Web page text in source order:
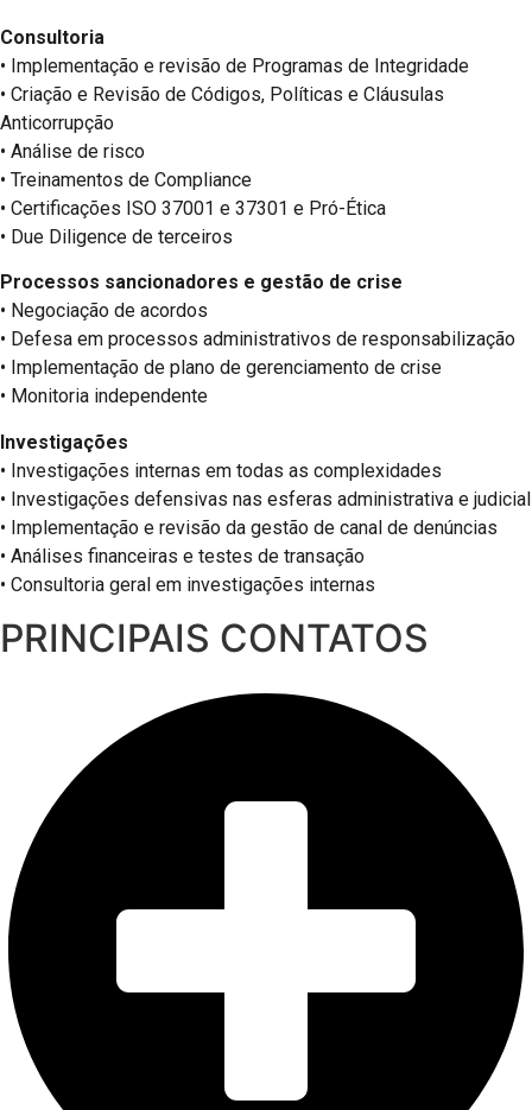
Consultoria
• Implementação e revisão de Programas de Integridade
• Criação e Revisão de Códigos, Políticas e Cláusulas
Anticorrupção
• Análise de risco
• Treinamentos de Compliance
• Certificações ISO 37001 e 37301 e Pró-Ética
• Due Diligence de terceiros
Processos sancionadores e gestão de crise
• Negociação de acordos
• Defesa em processos administrativos de responsabilização
• Implementação de plano de gerenciamento de crise
• Monitoria independente
Investigações
• Investigações internas em todas as complexidades
• Investigações defensivas nas esferas administrativa e judicial
• Implementação e revisão da gestão de canal de denúncias
• Análises financeiras e testes de transação
• Consultoria geral em investigações internas
PRINCIPAIS CONTATOS